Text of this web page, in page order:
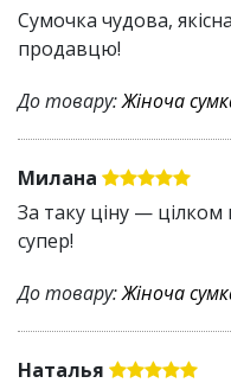
Сумочка чудова,
продавцю!
До товару:Жіноча
Милана
За таку ціну —
супер!
До товару:Жіноча
Наталья